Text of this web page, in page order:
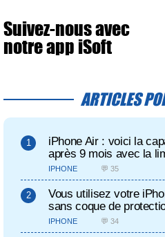
Suivez-nous avec
notre app iSoft
ARTICLES
iPhone Air : voici la
après 9 mois avec la
IPHONE 💬 35
Vous utilisez votre
sans coque de
IPHONE 💬 34